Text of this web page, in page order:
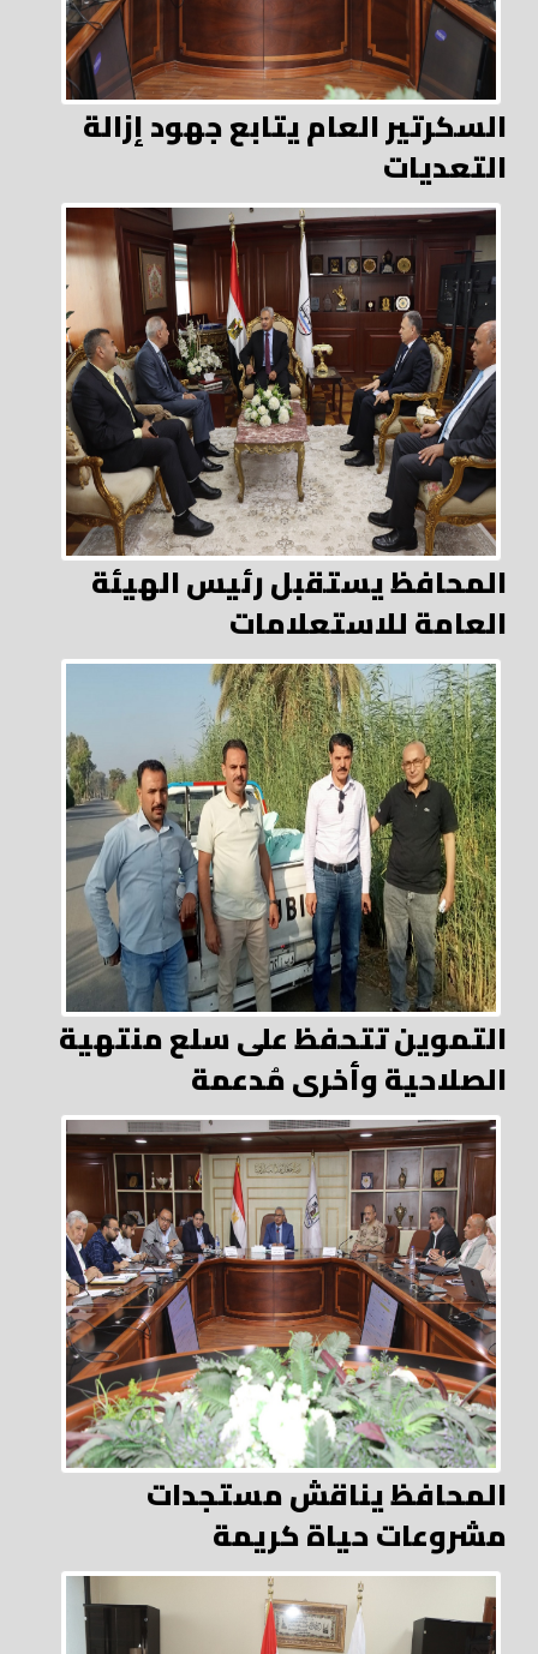
السكرتير العام يتابع جهود إزالة
التعديات
المحافظ يستقبل رئيس الهيئة
العامة للاستعلامات
التموين تتحفظ على سلع منتهية
الصلاحية وأخرى مُدعمة
المحافظ يناقش مستجدات
مشروعات حياة كريمة